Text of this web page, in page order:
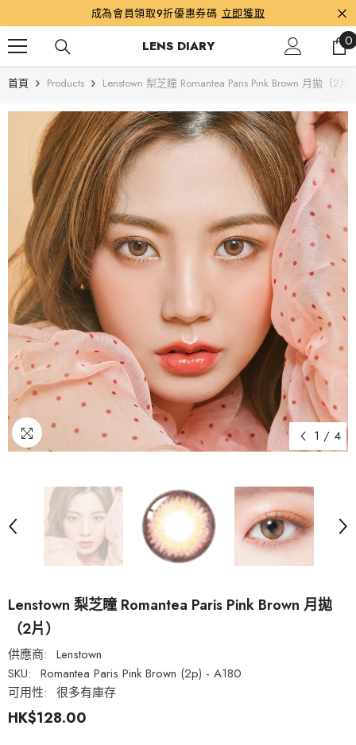
成為會員領取9折優惠券碼 立即獲取
LENS DIARY 00
首頁 Products Lenstown 梨芝瞳 Romantea Paris Pink Brown 月拋（2片
1 / 4
Lenstown 梨芝瞳 Romantea Paris Pink Brown 月拋
（2片）
供應商: Lenstown
SKU: Romantea Paris Pink Brown (2p) - A180
可用性: 很多有庫存
HK$128.00